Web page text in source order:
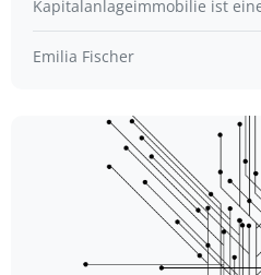
Kapitalanlageimmobilie ist
Emilia Fischer